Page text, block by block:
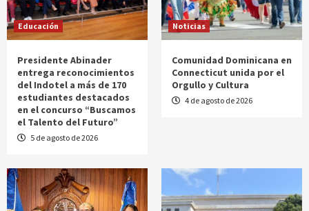
Educación
Presidente Abinader
entrega reconocimientos
del Indotel a más de 170
estudiantes destacados
en el concurso “Buscamos
el Talento del Futuro”
5 de agosto de 2026
Noticias
Comunidad Dominicana en
Connecticut unida por el
Orgullo y Cultura
4 de agosto de 2026